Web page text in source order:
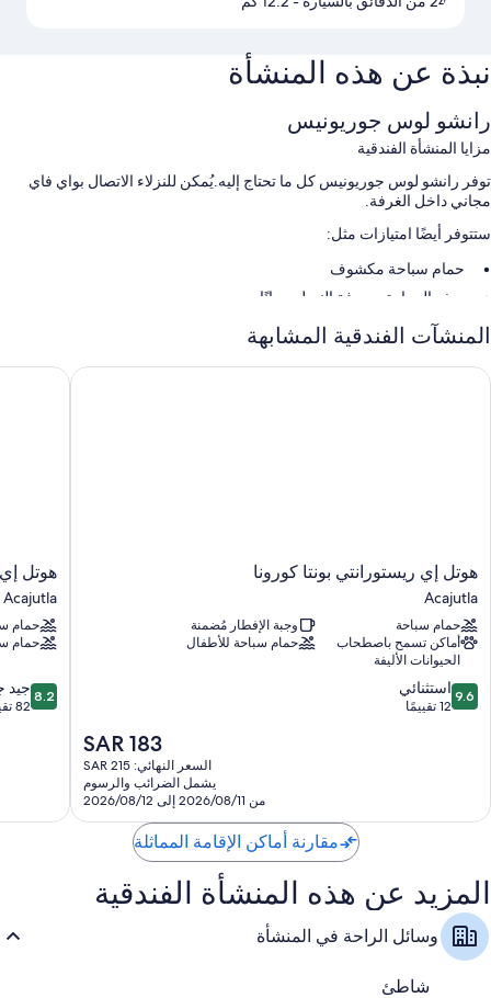
نبذة عن هذه المنشأة
رانشو لوس جوريونيس
مزايا المنشأة الفندقية
توفر رانشو لوس جوريونيس كل ما تحتاج إليه.يُمكن للنزلاء الاتصال بواي فاي
مجاني داخل الغرفة.
ستتوفر أيضًا امتيازات مثل:
حمام سباحة مكشوف
صف السيارة بمعرفة النزيل مجانًا
سمات الغرفة
تقدم جميع غرف النزلاء في منشأة رانشو لوس جوريونيس وسائل راحة مثل
المنشآت الفندقية المشابهة
هوتل
إي
ريستورانتي
بونتا
كورونا
Acajutla
هوتل إي ريستورانتي بونتا كورونا
Acajutla
حمام سباحة
وجبة الإفطار مُضمنة
أماكن تسمح باصطحاب
الحيوانات الأليفة
حمام سباحة للأطفال
9.6
من
9.6 استثنائي
12 تقييمًا
السعر
الحالي
هو
SAR
183
SAR 183
السعر النهائي: SAR 215
يشمل الضرائب والرسوم
من 2026/08/11 إلى 2026/08/12
هوتل إي ريستورانتي بونتا كورونا
هوتل
إي
بونتا
هوتل إي
Acajutla
حمام
حمام
8.2
من
8.2 جيد
82 تقييمًا
هوتل إي
مقارنة أماكن الإقامة المماثلة
المزيد عن هذه المنشأة الفندقية
وسائل الراحة في المنشأة
شاطئ